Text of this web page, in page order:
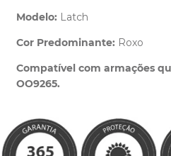
Modelo: Latch
Cor Predominante: Roxo
Compatível com armações
OO9265.